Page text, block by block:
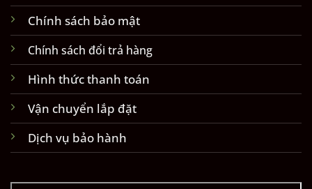
Chính sách bảo mật
Chính sách đổi trả hàng
Hình thức thanh toán
Vận chuyển lắp đặt
Dịch vụ bảo hành